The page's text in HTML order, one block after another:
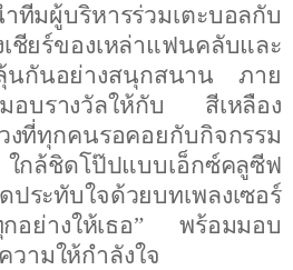
ทีมผู้บริหารร่วมเตะบอลกับ
ชียร์ของเหล่าแฟนคลับและ
ลุ้นกันอย่างสนุกสนาน ภาย
อบรางวัลให้กับ
สีเหลือง
ที่ทุกคนรอคอยกับกิจกรรม
ชิดโป๊ปแบบเอ็กซ์คลูซีฟ
ประทับใจด้วยบทเพลงเซอร์
อย่างให้เธอ” พร้อมมอบ
วามให้กำลังใจ